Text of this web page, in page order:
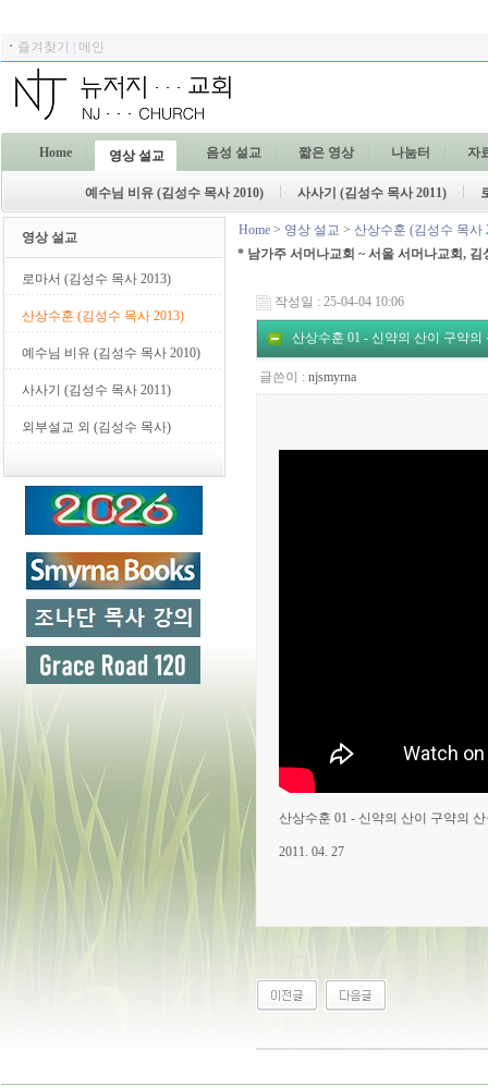
ㆍ 즐겨찾기 메인
Home 영상 설교 음성 설교 짧은 영상 나눔터 자
예수님 비유 (김성수 목사 2010) 사사기 (김성수 목사 2011)
영상 설교
로마서 (김성수 목사 2013)
산상수훈 (김성수 목사 2013)
예수님 비유 (김성수 목사 2010)
사사기 (김성수 목사 2011)
외부설교 외 (김성수 목사)
Home > 영상 설교 > 산상수훈 (김성수 목사
* 남가주 서머나교회 ~ 서울 서머나교회, 김
작성일 : 25-04-04 10:06
산상수훈 01 - 신약의 산이 구약의
글쓴이 : njsmyrna
산상수훈 01 - 신약의 산이 구약의
2011. 04. 27